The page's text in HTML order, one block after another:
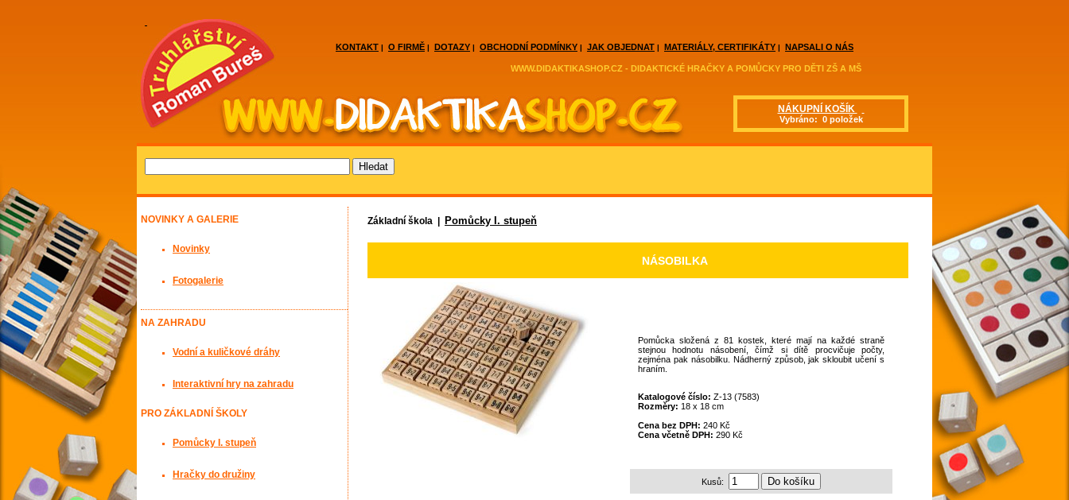
WWW.DIDAKTIKASHOP.CZ - DIDAKTICKÉ HRAČKY A POMŮCKY PRO DĚTI ZŠ A MŠ
KONTAKT | O FIRMĚ | DOTAZY | OBCHODNÍ PODMÍNKY | JAK OBJEDNAT | MATERIÁLY, CERTIFIKÁTY | NAPSALI O NÁS
NÁKUPNÍ KOŠÍK
Vybráno: 0 položek
Základní škola | Pomůcky I. stupeň
NÁSOBILKA
Pomůcka složená z 81 kostek, které mají na každé straně
stejnou hodnotu násobení, čímž si dítě procvičuje počty,
zejména pak násobilku. Nádherný způsob, jak skloubit učení s
hraním.
Katalogové číslo: Z-13 (7583)
Rozměry: 18 x 18 cm
Cena bez DPH: 240 Kč
Cena včetně DPH: 290 Kč
Kusů:
NOVINKY A GALERIE
Novinky
Fotogalerie
NA ZAHRADU
Vodní a kuličkové dráhy
Interaktivní hry na zahradu
PRO ZÁKLADNÍ ŠKOLY
Pomůcky I. stupeň
Hračky do družiny